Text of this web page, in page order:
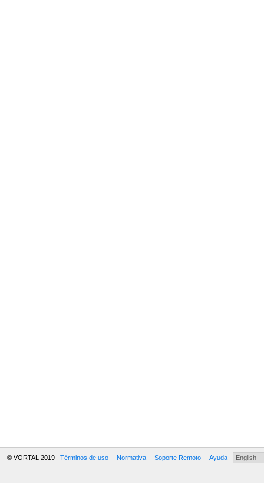
© VORTAL 2019 Términos de uso Normativa Soporte Remoto Ayuda